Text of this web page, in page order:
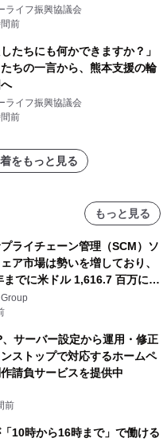
ライフ振興協議会
前
したちにも何かできますか？」
ちの一言から、熊本支援の輪
ライフ振興協議会
前
をもっと見る
もっと見る
プライチェーン管理（SCM）ソ
ア市場は勢いを増しており、
までに米ドル 1,616.7 百万に達
3.42%で成長すると予測
Group
、サーバー設定から運用・修正
ストップで対応するホームペ
請負サービスを提供中
前
10時から16時まで」で働ける